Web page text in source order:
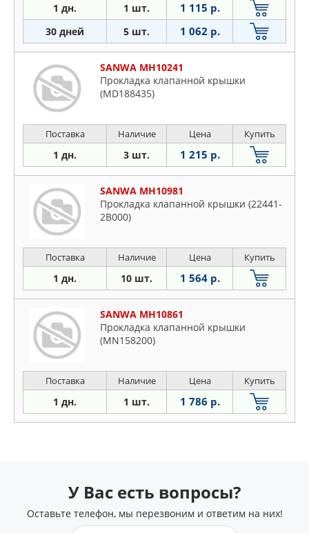
1 дн. 1 шт. 1 115 р.
30 дней 5 шт. 1 062 р.
SANWA MH10241
Прокладка клапанной крышки
(MD188435)
Поставка Наличие Цена Купить
1 дн. 3 шт. 1 215 р.
SANWA MH10981
Прокладка клапанной крышки (22441-
2B000)
Поставка Наличие Цена Купить
1 дн. 10 шт. 1 564 р.
SANWA MH10861
Прокладка клапанной крышки
(MN158200)
Поставка Наличие Цена Купить
1 дн. 1 шт. 1 786 р.
У Вас есть вопросы?
Оставьте телефон, мы перезвоним и ответим на них!